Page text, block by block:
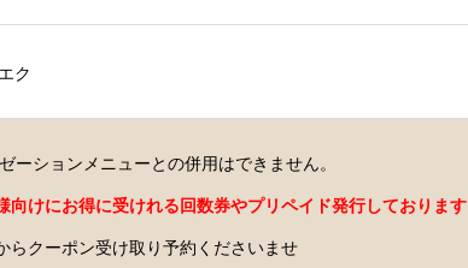
ク
ーションメニューとの併用はできません。
向けにお得に受けれる回数券やプリペイド発行しております
らクーポン受け取り予約くださいませ